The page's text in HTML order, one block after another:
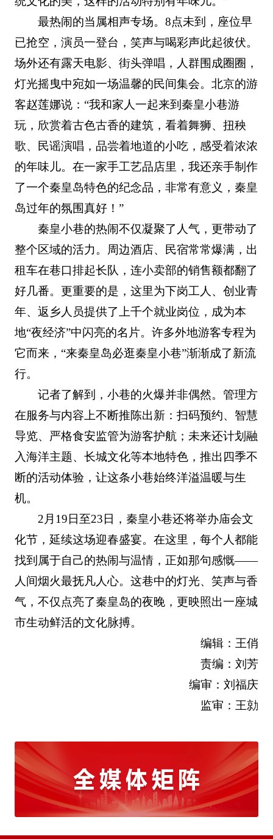
最热闹的当属相声专场。8点未到，座位早
已抢空，演员一登台，笑声与喝彩声此起彼伏。
场外还有露天电影、街头弹唱，人群围成圈圈，
灯光摇曳中宛如一场温馨的民间集会。北京的游
客赵莲娜说：“我和家人一起来到秦皇小巷游
玩，欣赏着古色古香的建筑，看着舞狮、扭秧
歌、民谣演唱，品尝着地道的小吃，感受着浓浓
的年味儿。在一家手工艺品店里，我还亲手制作
了一个秦皇岛特色的纪念品，非常有意义，秦皇
岛过年的氛围真好！”
秦皇小巷的热闹不仅凝聚了人气，更带动了
整个区域的活力。周边酒店、民宿常常爆满，出
租车在巷口排起长队，连小卖部的销售额都翻了
好几番。更重要的是，这里为下岗工人、创业青
年、返乡人员提供了上千个就业岗位，成为本
地“夜经济”中闪亮的名片。许多外地游客专程为
它而来，“来秦皇岛必逛秦皇小巷”渐渐成了新流
行。
记者了解到，小巷的火爆并非偶然。管理方
在服务与内容上不断推陈出新：扫码预约、智慧
导览、严格食安监管为游客护航；未来还计划融
入海洋主题、长城文化等本地特色，推出四季不
断的活动体验，让这条小巷始终洋溢温暖与生
机。
2月19日至23日，秦皇小巷还将举办庙会文
化节，延续这场迎春盛宴。在这里，每个人都能
找到属于自己的热闹与温情，正如那句感慨——
人间烟火最抚凡人心。这巷中的灯光、笑声与香
气，不仅点亮了秦皇岛的夜晚，更映照出一座城
市生动鲜活的文化脉搏。
编辑：王俏
责编：刘芳
编审：刘福庆
监审：王勍